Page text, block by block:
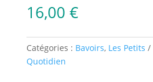
enfant
16,00 €
Catégories : Bavoirs, Les Petits
Quotidien